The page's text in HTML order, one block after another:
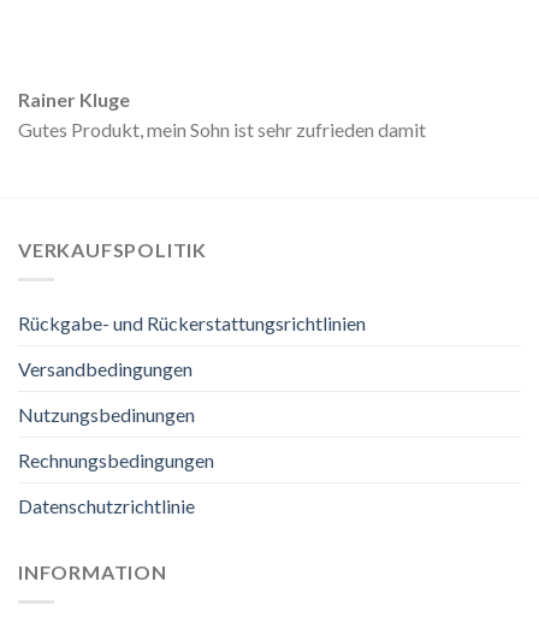
Rainer Kluge
Gutes Produkt, mein Sohn ist sehr zufrieden damit
VERKAUFSPOLITIK
Rückgabe- und Rückerstattungsrichtlinien
Versandbedingungen
Nutzungsbedinungen
Rechnungsbedingungen
Datenschutzrichtlinie
INFORMATION